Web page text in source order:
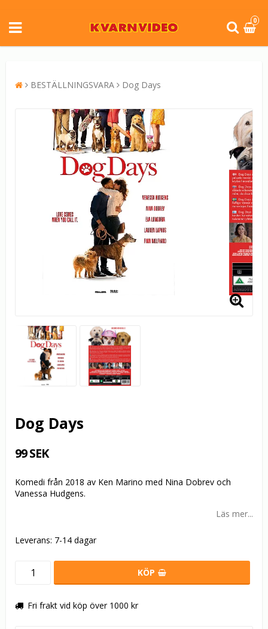
0
BESTÄLLNINGSVARA Dog Days
Dog Days
99 SEK
Komedi från 2018 av Ken Marino med Nina Dobrev och
Vanessa Hudgens.
Läs mer...
Leverans: 7-14 dagar
KÖP
Fri frakt vid köp över 1000 kr